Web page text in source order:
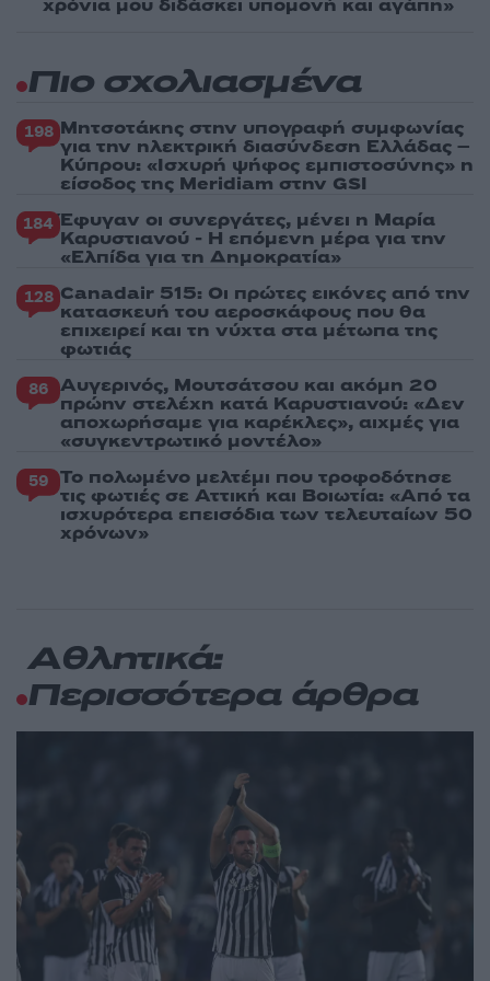
χρόνια μου διδάσκει υπομονή και αγάπη»
Πιο σχολιασμένα
198 Μητσοτάκης στην υπογραφή συμφωνίας
για την ηλεκτρική διασύνδεση Ελλάδας –
Κύπρου: «Ισχυρή ψήφος εμπιστοσύνης» η
είσοδος της Meridiam στην GSI
184 Έφυγαν οι συνεργάτες, μένει η Μαρία
Καρυστιανού - Η επόμενη μέρα για την
«Ελπίδα για τη Δημοκρατία»
128 Canadair 515: Οι πρώτες εικόνες από την
κατασκευή του αεροσκάφους που θα
επιχειρεί και τη νύχτα στα μέτωπα της
φωτιάς
86 Αυγερινός, Μουτσάτσου και ακόμη 20
πρώην στελέχη κατά Καρυστιανού: «Δεν
αποχωρήσαμε για καρέκλες», αιχμές για
«συγκεντρωτικό μοντέλο»
59 Το πολωμένο μελτέμι που τροφοδότησε
τις φωτιές σε Αττική και Βοιωτία: «Από τα
ισχυρότερα επεισόδια των τελευταίων 50
χρόνων»
Αθλητικά:
Περισσότερα άρθρα